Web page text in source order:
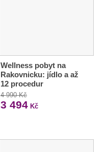
Wellness pobyt na
Rakovnicku: jídlo a až
12 procedur
4 990 Kč
3 494Kč